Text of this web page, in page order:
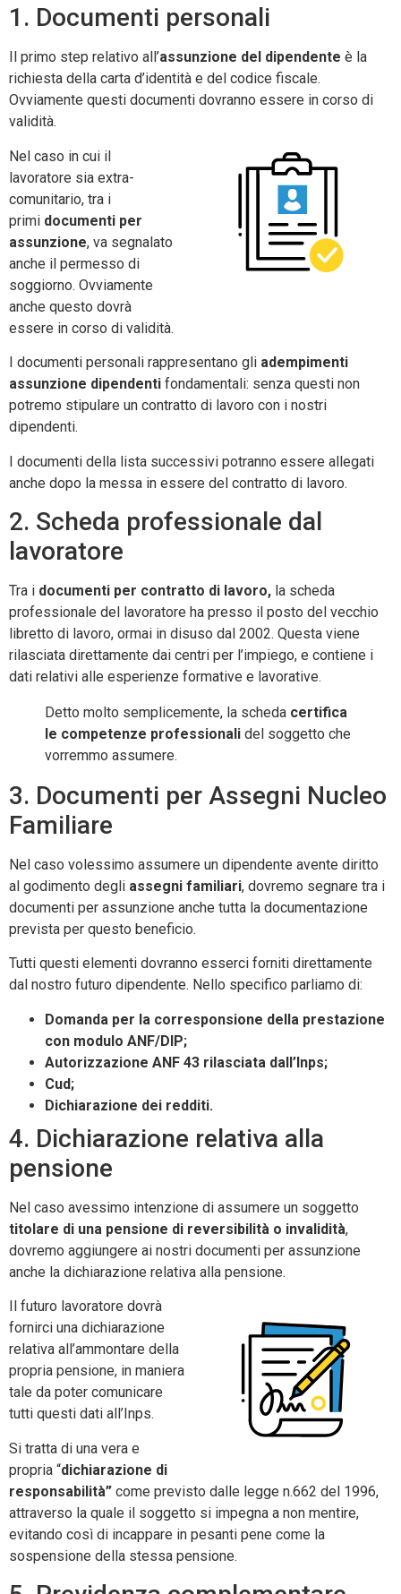
1. Documenti personali
Il primo step relativo all’assunzione del dipendente è la
richiesta della carta d’identità e del codice fiscale.
Ovviamente questi documenti dovranno essere in corso di
validità.
Nel caso in cui il
lavoratore sia extra-
comunitario, tra i
primi documenti per
assunzione, va segnalato
anche il permesso di
soggiorno. Ovviamente
anche questo dovrà
essere in corso di validità.
I documenti personali rappresentano gli adempimenti
assunzione dipendenti fondamentali: senza questi non
potremo stipulare un contratto di lavoro con i nostri
dipendenti.
I documenti della lista successivi potranno essere allegati
anche dopo la messa in essere del contratto di lavoro.
2. Scheda professionale dal
lavoratore
Tra i documenti per contratto di lavoro, la scheda
professionale del lavoratore ha presso il posto del vecchio
libretto di lavoro, ormai in disuso dal 2002. Questa viene
rilasciata direttamente dai centri per l’impiego, e contiene i
dati relativi alle esperienze formative e lavorative.
Detto molto semplicemente, la scheda certifica
le competenze professionali del soggetto che
vorremmo assumere.
3. Documenti per Assegni Nucleo
Familiare
Nel caso volessimo assumere un dipendente avente diritto
al godimento degli assegni familiari, dovremo segnare tra i
documenti per assunzione anche tutta la documentazione
prevista per questo beneficio.
Tutti questi elementi dovranno esserci forniti direttamente
dal nostro futuro dipendente. Nello specifico parliamo di:
Domanda per la corresponsione della prestazione
con modulo ANF/DIP;
Autorizzazione ANF 43 rilasciata dall’Inps;
Cud;
Dichiarazione dei redditi.
4. Dichiarazione relativa alla
pensione
Nel caso avessimo intenzione di assumere un soggetto
titolare di una pensione di reversibilità o invalidità,
dovremo aggiungere ai nostri documenti per assunzione
anche la dichiarazione relativa alla pensione.
Il futuro lavoratore dovrà
fornirci una dichiarazione
relativa all’ammontare della
propria pensione, in maniera
tale da poter comunicare
tutti questi dati all’Inps.
Si tratta di una vera e
propria “dichiarazione di
responsabilità” come previsto dalle legge n.662 del 1996,
attraverso la quale il soggetto si impegna a non mentire,
evitando così di incappare in pesanti pene come la
sospensione della stessa pensione.